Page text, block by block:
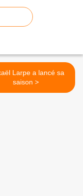
Larpe a lancé sa
saison >